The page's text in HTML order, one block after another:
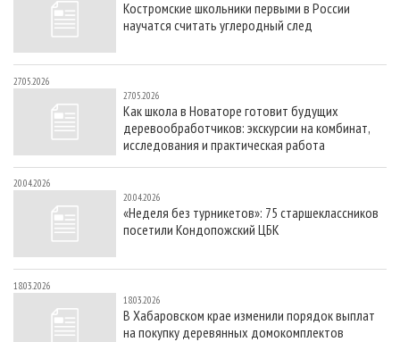
СУШКА ДРЕВЕСИНЫ
ПРОИЗВОДСТВО ДРЕВЕСНЫХ ПЛИТ
ДЕРЕВЯННОЕ ДОМОСТРОЕНИЕ
ПРОИЗВОДСТВО МЕБЕЛИ
БИОЭНЕРГЕТИКА
ЦБП
ИНСТРУМЕНТ И МАТЕРИАЛЫ
ПЕРСОНЫ
МОБИЛЬНЫЕ ВЫСТАВКИ
ПРИОРИТЕТНЫЕ ИНВЕСТПРОЕКТЫ
RUSSIAN FORESTRY REVIEW
ГАЗЕТА ЛЕСПРОМФОРУМ
БИБЛИОТЕКА СПЕЦИАЛИСТА
КОНТАКТЫ
РЕКЛАМА
Костромские школьники первыми в России
научатся считать углеродный след
27.05.2026
27.05.2026
Как школа в Новаторе готовит будущих
деревообработчиков: экскурсии на комбинат,
исследования и практическая работа
20.04.2026
20.04.2026
«Неделя без турникетов»: 75 старшеклассников
посетили Кондопожский ЦБК
18.03.2026
18.03.2026
В Хабаровском крае изменили порядок выплат
на покупку деревянных домокомплектов